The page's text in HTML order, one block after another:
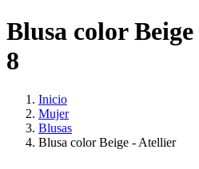
Blusa color
8
Inicio
Mujer
Blusas
Blusa color Beige - Atellier